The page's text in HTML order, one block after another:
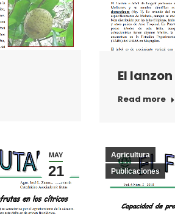
El lanzon
Read more
MAY
21
Agricultura
Publicaciones